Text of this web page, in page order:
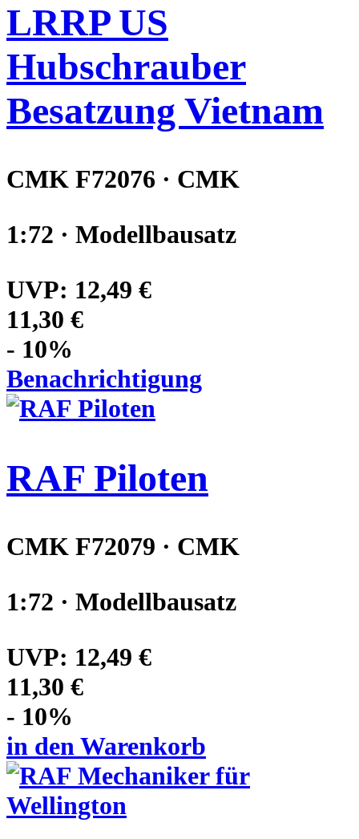
LRRP US
Hubschrauber
Besatzung Vietnam
CMK F72076 · CMK
1:72 · Modellbausatz
UVP: 12,49 €
11,30 €
- 10%
Benachrichtigung
RAF Piloten
CMK F72079 · CMK
1:72 · Modellbausatz
UVP: 12,49 €
11,30 €
- 10%
in den Warenkorb